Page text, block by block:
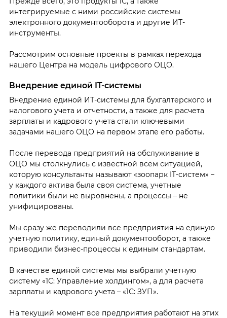
интегрируемые с ними российские системы
электронного документооборота и другие ИТ-
инструменты.
Рассмотрим основные проекты в рамках перехода
нашего Центра на модель цифрового ОЦО.
Внедрение единой IT-системы
Внедрение единой ИТ-системы для бухгалтерского и
налогового учета и отчетности, а также для расчета
зарплаты и кадрового учета стали ключевыми
задачами нашего ОЦО на первом этапе его работы.
После перевода предприятий на обслуживание в
ОЦО мы столкнулись с известной всем ситуацией,
которую консультанты называют «зоопарк IT-систем» –
у каждого актива была своя система, учетные
политики были не выровнены, а процессы – не
унифицированы.
Мы сразу же переводили все предприятия на единую
учетную политику, единый документооборот, а также
приводили бизнес-процессы к единым стандартам.
В качестве единой системы мы выбрали учетную
систему «1С: Управление холдингом», а для расчета
зарплаты и кадрового учета – «1С: ЗУП».
На текущий момент все предприятия работают на этих